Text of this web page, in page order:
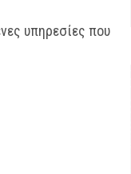
υπηρεσίες που